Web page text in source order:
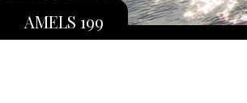
AMELS 199